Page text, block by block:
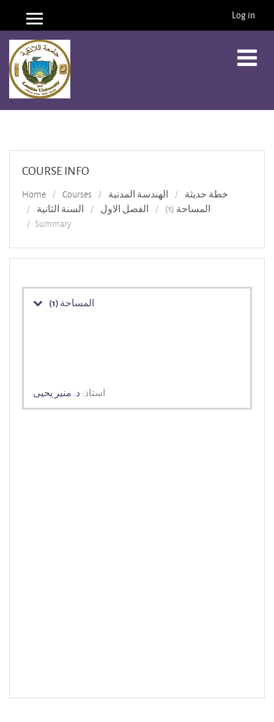
Skip to main content
Side panel Log in
COURSE INFO
Home Courses الهندسة المدنية
خطة حديثة
السنة الثانية
الفصل الاول
المساحة (1)
Summary
المساحة (1)
استاذ: د. منير يحيى